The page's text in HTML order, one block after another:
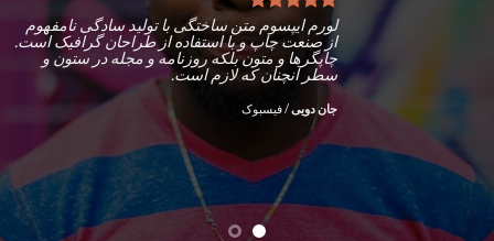
لورم ایپسوم متن ساختگی با تولید سادگی نامفهوم
از صنعت چاپ و با استفاده از طراحان گرافیک است.
چاپگرها و متون بلکه روزنامه و مجله در ستون و
سطر آنچنان که لازم است.
جان دویی/فیسبوک